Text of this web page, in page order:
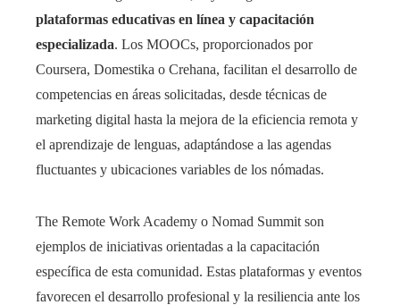
plataformas educativas en línea y capacitación
especializada. Los MOOCs, proporcionados por
Coursera, Domestika o Crehana, facilitan el desarrollo de
competencias en áreas solicitadas, desde técnicas de
marketing digital hasta la mejora de la eficiencia remota y
el aprendizaje de lenguas, adaptándose a las agendas
fluctuantes y ubicaciones variables de los nómadas.
The Remote Work Academy o Nomad Summit son
ejemplos de iniciativas orientadas a la capacitación
específica de esta comunidad. Estas plataformas y eventos
favorecen el desarrollo profesional y la resiliencia ante los